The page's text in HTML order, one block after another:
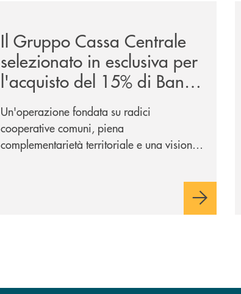
Il Gruppo Cassa Centrale
selezionato in esclusiva per
l'acquisto del 15% di Banca
Cambiano 1884
Un'operazione fondata su radici
cooperative comuni, piena
complementarietà territoriale e una visione